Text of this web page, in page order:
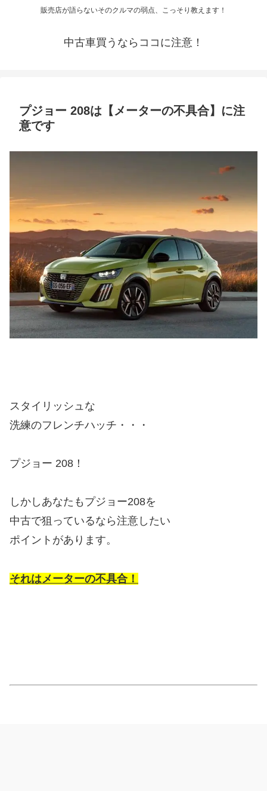
販売店が語らないそのクルマの弱点、こっそり教えます！
中古車買うならココに注意！
プジョー 208は【メーターの不具合】に注
意です
スタイリッシュな
洗練のフレンチハッチ・・・
プジョー 208！
しかしあなたもプジョー208を
中古で狙っているなら注意したい
ポイントがあります。
それはメーターの不具合！